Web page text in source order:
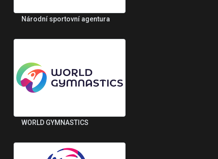
Národní sportovní agentura
WORLD GYMNASTICS